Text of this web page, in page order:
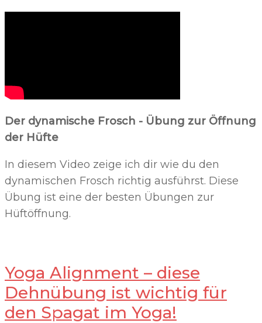
Der dynamische Frosch - Übung zur Öffnung
der Hüfte
In diesem Video zeige ich dir wie du den
dynamischen Frosch richtig ausführst. Diese
Übung ist eine der besten Übungen zur
Hüftöffnung.
Yoga Alignment – diese
Dehnübung ist wichtig für
den Spagat im Yoga!